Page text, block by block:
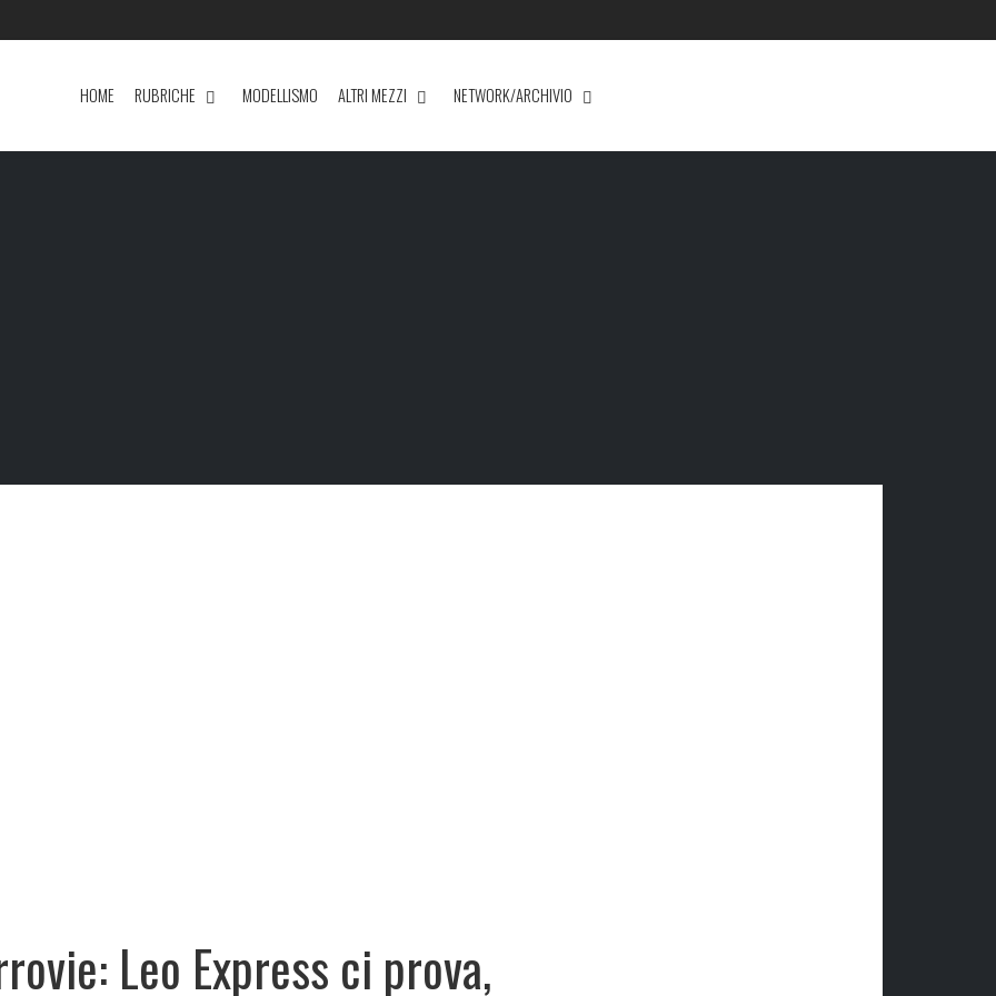
HOME RUBRICHE MODELLISMO ALTRI MEZZI NETWORK/ARCHIVIO
Leo Express ci prova,